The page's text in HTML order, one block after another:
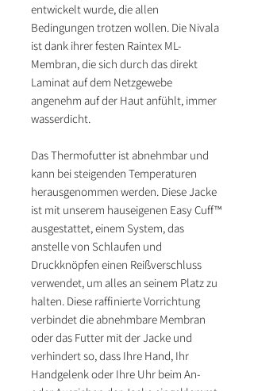
entwickelt wurde, die allen
Bedingungen trotzen wollen. Die Nivala
ist dank ihrer festen Raintex ML-
Membran, die sich durch das direkt
Laminat auf dem Netzgewebe
angenehm auf der Haut anfühlt, immer
wasserdicht.
Das Thermofutter ist abnehmbar und
kann bei steigenden Temperaturen
herausgenommen werden. Diese Jacke
ist mit unserem hauseigenen Easy Cuff™
ausgestattet, einem System, das
anstelle von Schlaufen und
Druckknöpfen einen Reißverschluss
verwendet, um alles an seinem Platz zu
halten. Diese raffinierte Vorrichtung
verbindet die abnehmbare Membran
oder das Futter mit der Jacke und
verhindert so, dass Ihre Hand, Ihr
Handgelenk oder Ihre Uhr beim An-